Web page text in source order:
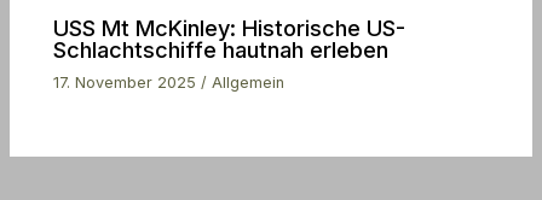
USS Mt McKinley: Historische US-
Schlachtschiffe hautnah erleben
17. November 2025/Allgemein